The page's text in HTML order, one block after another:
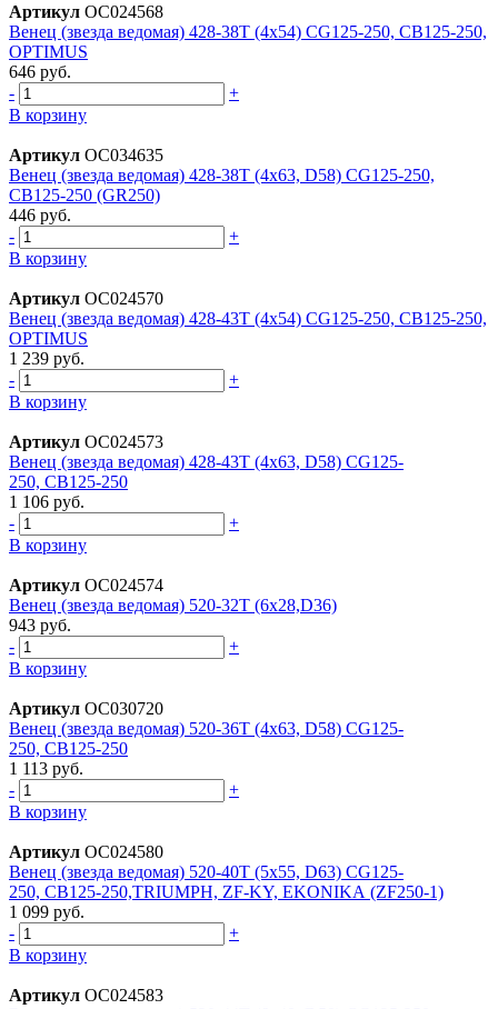
Артикул ОС024568
Венец (звезда ведомая) 428-38T (4х54) CG125-250, CB125-250,
OPTIMUS
646 руб.
-
+
В корзину
Артикул ОС034635
Венец (звезда ведомая) 428-38T (4х63, D58) CG125-250,
CB125-250 (GR250)
446 руб.
-
+
В корзину
Артикул ОС024570
Венец (звезда ведомая) 428-43T (4х54) CG125-250, CB125-250,
OPTIMUS
1 239 руб.
-
+
В корзину
Артикул ОС024573
Венец (звезда ведомая) 428-43T (4х63, D58) CG125-
250, CB125-250
1 106 руб.
-
+
В корзину
Артикул ОС024574
Венец (звезда ведомая) 520-32T (6x28,D36)
943 руб.
-
+
В корзину
Артикул ОС030720
Венец (звезда ведомая) 520-36T (4x63, D58) CG125-
250, CB125-250
1 113 руб.
-
+
В корзину
Артикул ОС024580
Венец (звезда ведомая) 520-40T (5x55, D63) CG125-
250, CB125-250,TRIUMPH, ZF-KY, EKONIKA (ZF250-1)
1 099 руб.
-
+
В корзину
Артикул ОС024583